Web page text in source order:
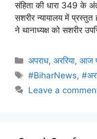
संहिता की धारा 349 के
सशरीर न्यायालय में
ने थानाध्यक्ष को सशरीर
अपराध,अररिया,आज
#BiharNews,
Leave a